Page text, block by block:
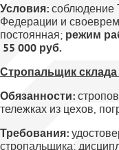
Условия: соблюдение
Федерации и
постоянная; режим
55 000 руб.
Стропальщик
Обязанности:
тележках из цехов,
Требования:
стропальщика;